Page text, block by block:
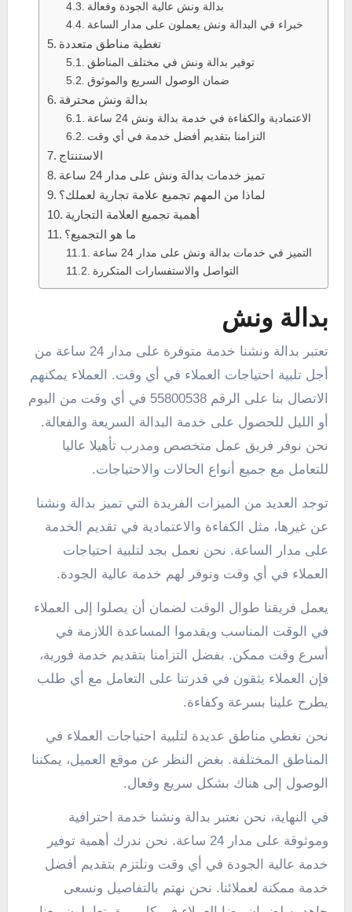
بدالة ونش عالية الجودة وفعالة
خبراء في البدالة ونش يعملون على مدار الساعة
تغطية مناطق متعددة
توفير بدالة ونش في مختلف المناطق
ضمان الوصول السريع والموثوق
بدالة ونش محترفة
الاعتمادية والكفاءة في خدمة بدالة ونش 24 ساعة
التزامنا بتقديم أفضل خدمة في أي وقت
الاستنتاج
تميز خدمات بدالة ونش على مدار 24 ساعة
لماذا من المهم تجميع علامة تجارية لعملك؟
أهمية تجميع العلامة التجارية
ما هو التجميع؟
التميز في خدمات بدالة ونش على مدار 24 ساعة
التواصل والاستفسارات المتكررة
بدالة ونش
تعتبر بدالة ونشنا خدمة متوفرة على مدار 24 ساعة من
أجل تلبية احتياجات العملاء في أي وقت. العملاء يمكنهم
الاتصال بنا على الرقم 55800538 في أي وقت من اليوم
أو الليل للحصول على خدمة البدالة السريعة والفعالة.
نحن نوفر فريق عمل متخصص ومدرب تأهيلا عاليا
للتعامل مع جميع أنواع الحالات والاحتياجات.
توجد العديد من الميزات الفريدة التي تميز بدالة ونشنا
عن غيرها، مثل الكفاءة والاعتمادية في تقديم الخدمة
على مدار الساعة. نحن نعمل بجد لتلبية احتياجات
العملاء في أي وقت ونوفر لهم خدمة عالية الجودة.
يعمل فريقنا طوال الوقت لضمان أن يصلوا إلى العملاء
في الوقت المناسب ويقدموا المساعدة اللازمة في
أسرع وقت ممكن. بفضل التزامنا بتقديم خدمة فورية،
فإن العملاء يثقون في قدرتنا على التعامل مع أي طلب
يطرح علينا بسرعة وكفاءة.
نحن نغطي مناطق عديدة لتلبية احتياجات العملاء في
المناطق المختلفة. بغض النظر عن موقع العميل، يمكننا
الوصول إلى هناك بشكل سريع وفعال.
في النهاية، نحن نعتبر بدالة ونشنا خدمة احترافية
وموثوقة على مدار 24 ساعة. نحن ندرك أهمية توفير
خدمة عالية الجودة في أي وقت ونلتزم بتقديم أفضل
خدمة ممكنة لعملائنا. نحن نهتم بالتفاصيل ونسعى